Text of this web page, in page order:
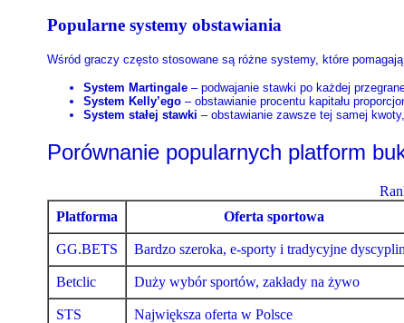
Popularne systemy obstawiania
Wśród graczy często stosowane są różne systemy, które pomagają
System Martingale – podwajanie stawki po każdej
System Kelly’ego – obstawianie procentu kapitału
System stałej stawki – obstawianie zawsze tej samej
Porównanie popularnych platform
Platforma
Oferta sportowa
GG.BETS Bardzo szeroka, e-sporty i tradycyjne
Betclic Duży wybór sportów, zakłady na żywo
STS Największa oferta w Polsce